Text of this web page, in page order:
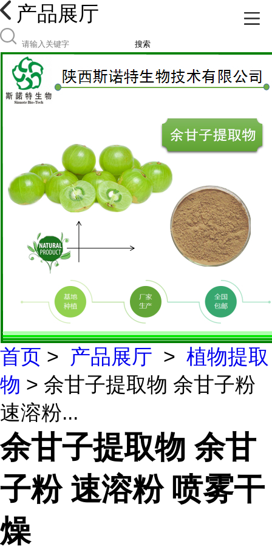
产品展厅
搜索
首页 > 产品展厅 > 植物提取
物 > 余甘子提取物 余甘子粉
速溶粉...
余甘子提取物 余甘
子粉 速溶粉 喷雾干
燥